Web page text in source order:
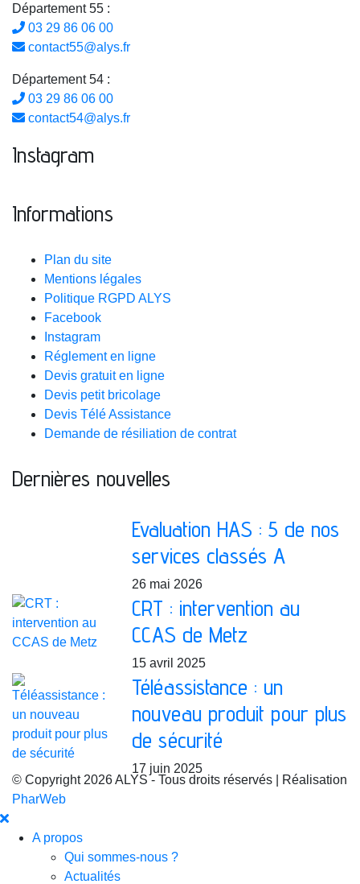
Département 55 :
03 29 86 06 00
contact55@alys.fr
Département 54 :
03 29 86 06 00
contact54@alys.fr
Instagram
Informations
Plan du site
Mentions légales
Politique RGPD ALYS
Facebook
Instagram
Réglement en ligne
Devis gratuit en ligne
Devis petit bricolage
Devis Télé Assistance
Demande de résiliation de contrat
Dernières nouvelles
Evaluation HAS : 5 de nos
services classés A
26 mai 2026
CRT : intervention au
CCAS de Metz
15 avril 2025
Téléassistance : un
nouveau produit pour plus
de sécurité
17 juin 2025
© Copyright 2026 ALYS - Tous droits réservés | Réalisation
PharWeb
A propos
Qui sommes-nous ?
Actualités